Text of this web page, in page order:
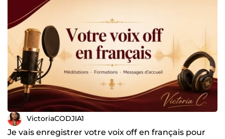
VictoriaCODJIA1
Je vais enregistrer votre voix off en français pour